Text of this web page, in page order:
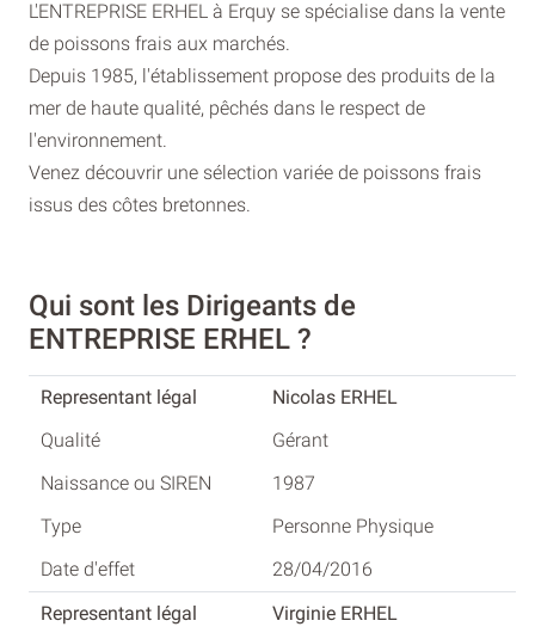
L'ENTREPRISE ERHEL à Erquy se spécialise dans la vente
de poissons frais aux marchés.
Depuis 1985, l'établissement propose des produits de la
mer de haute qualité, pêchés dans le respect de
l'environnement.
Venez découvrir une sélection variée de poissons frais
issus des côtes bretonnes.
Qui sont les Dirigeants de
ENTREPRISE ERHEL ?
Nicolas ERHEL
Gérant
1987
Personne Physique
28/04/2016
Virginie ERHEL